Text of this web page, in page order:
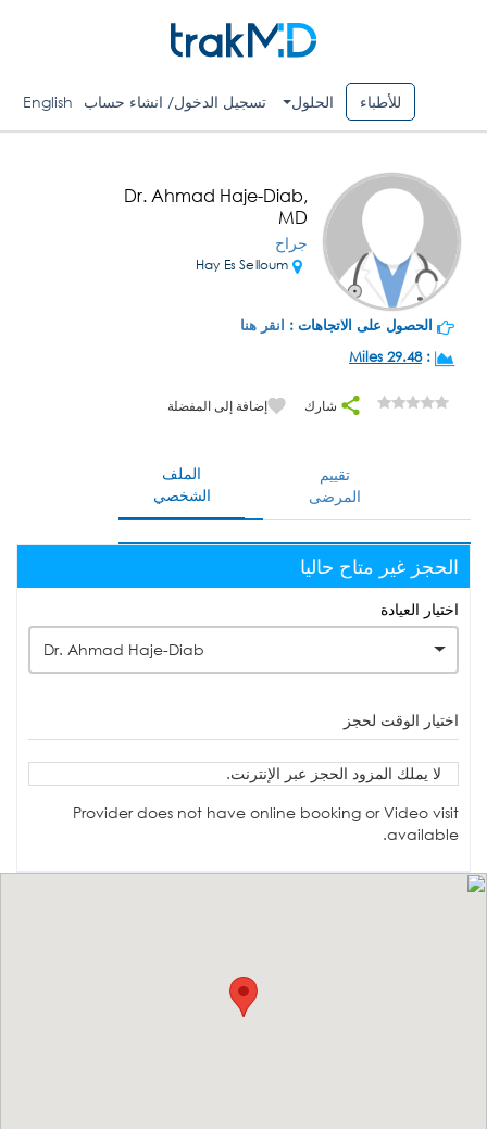
للأطباء الحلول تسجيل الدخول/ انشاء حساب English
Dr. Ahmad Haje-Diab,
MD
جراح
الحصول على الاتجاهات : انقر هنا
:
29.48 Miles
شارك إضافة إلى المفضلة
الملف
الشخصي
تقييم
المرضى
الحجز غير متاح حاليا
اختيار العيادة
Dr. Ahmad Haje-Diab
اختيار الوقت لحجز
لا يملك المزود الحجز عبر الإنترنت.
Provider does not have online booking or Video visit
available.